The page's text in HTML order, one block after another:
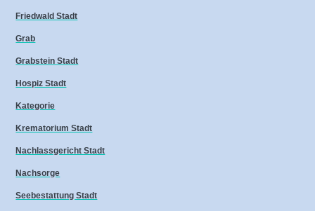
Friedwald Stadt
Grab
Grabstein Stadt
Hospiz Stadt
Kategorie
Krematorium Stadt
Nachlassgericht Stadt
Nachsorge
Seebestattung Stadt